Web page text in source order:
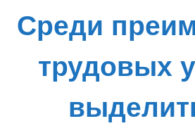
Среди
трудовых